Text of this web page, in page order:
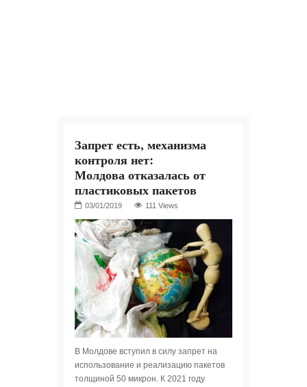
Запрет есть, механизма
контроля нет:
Молдова отказалась от
пластиковых пакетов
111 Views
В Молдове вступил в силу запрет на
использование и реализацию пакетов
толщиной 50 микрон. К 2021 году